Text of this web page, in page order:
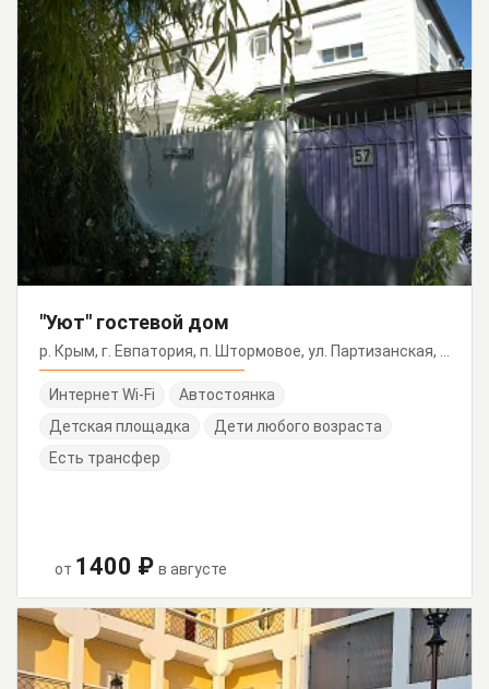
"Уют" гостевой дом
Интернет Wi-Fi
Автостоянка
Детская площадка
Дети любого возраста
Есть трансфер
от 1400 ₽ в августе